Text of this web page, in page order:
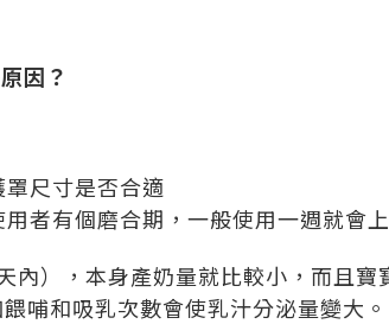
因？
尺寸是否合適
者有個磨合期，一般使用一週就會
內），本身產奶量就比較小，而且
哺和吸乳次數會使乳汁分泌量變大。